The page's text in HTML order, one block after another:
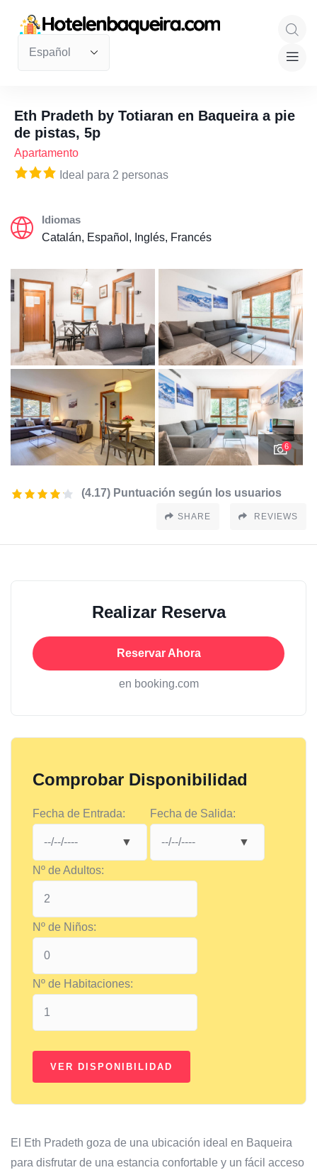
Eth Pradeth by Totiaran en Baqueira a pie
de pistas, 5p
Apartamento
Ideal para 2 personas
Idiomas
Catalán, Español, Inglés, Francés
6
(4.17) Puntuación según los usuarios
SHARE REVIEWS
Realizar Reserva
Reservar Ahora
en booking.com
Comprobar Disponibilidad
Fecha de Entrada: Fecha de Salida:
Nº de Adultos:
Nº de Niños:
Nº de Habitaciones:
El Eth Pradeth goza de una ubicación ideal en Baqueira
para disfrutar de una estancia confortable y un fácil acceso